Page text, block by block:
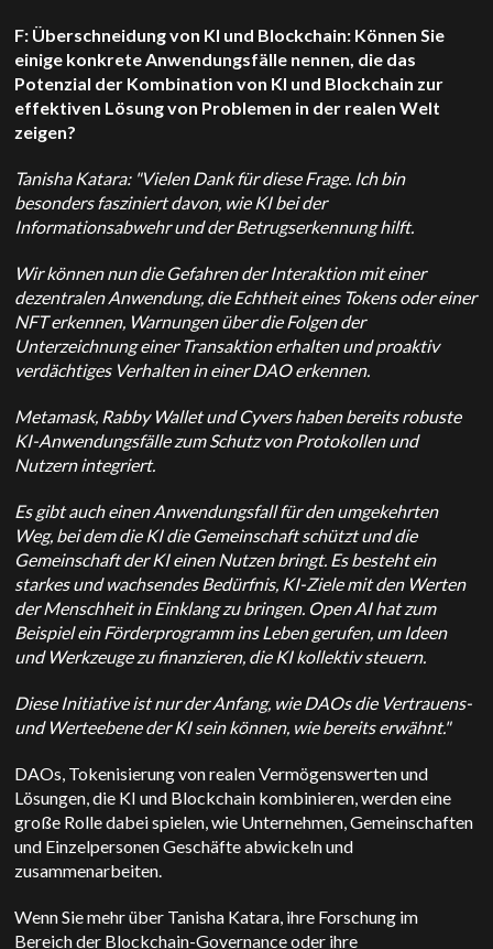
F: Überschneidung von KI und Blockchain: Können Sie
einige konkrete Anwendungsfälle nennen, die das
Potenzial der Kombination von KI und Blockchain zur
effektiven Lösung von Problemen in der realen Welt
zeigen?
Tanisha Katara: "Vielen Dank für diese Frage. Ich bin
besonders fasziniert davon, wie KI bei der
Informationsabwehr und der Betrugserkennung hilft.
Wir können nun die Gefahren der Interaktion mit einer
dezentralen Anwendung, die Echtheit eines Tokens oder einer
NFT erkennen, Warnungen über die Folgen der
Unterzeichnung einer Transaktion erhalten und proaktiv
verdächtiges Verhalten in einer DAO erkennen.
Metamask, Rabby Wallet und Cyvers haben bereits robuste
KI-Anwendungsfälle zum Schutz von Protokollen und
Nutzern integriert.
Es gibt auch einen Anwendungsfall für den umgekehrten
Weg, bei dem die KI die Gemeinschaft schützt und die
Gemeinschaft der KI einen Nutzen bringt. Es besteht ein
starkes und wachsendes Bedürfnis, KI-Ziele mit den Werten
der Menschheit in Einklang zu bringen. Open AI hat zum
Beispiel ein Förderprogramm ins Leben gerufen, um Ideen
und Werkzeuge zu finanzieren, die KI kollektiv steuern.
Diese Initiative ist nur der Anfang, wie DAOs die Vertrauens-
und Werteebene der KI sein können, wie bereits erwähnt."
DAOs, Tokenisierung von realen Vermögenswerten und
Lösungen, die KI und Blockchain kombinieren, werden eine
große Rolle dabei spielen, wie Unternehmen, Gemeinschaften
und Einzelpersonen Geschäfte abwickeln und
zusammenarbeiten.
Wenn Sie mehr über Tanisha Katara, ihre Forschung im
Bereich der Blockchain-Governance oder ihre